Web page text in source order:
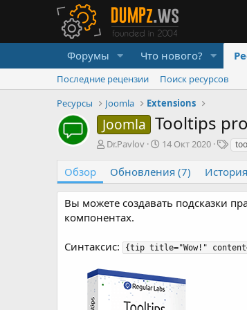
Форумы Что нового?
Последние рецензии
Поиск ресурсов
Ресурсы
Joomla Extensions
Joomla Tooltips pro
А
о
р
Dr.Pavlov
Д
т
а
с
о
а
н
я
14 Окт 2020
Т
г
и
Обзор Обновления (7) История
Вы можете создавать подсказки
компонентах.
Синтаксис: {tip title="Wow!"